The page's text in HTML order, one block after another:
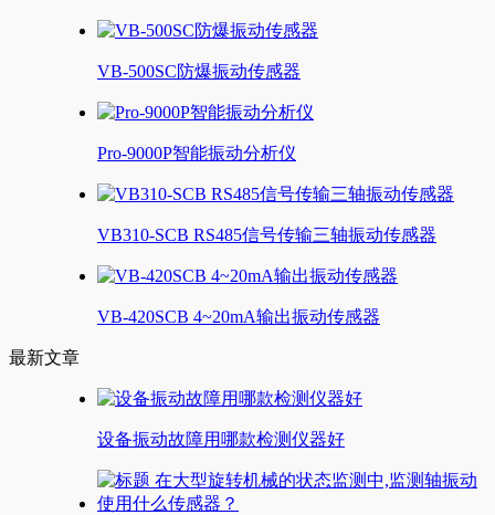
VB-500SC防爆振动传感器
Pro-9000P智能振动分析仪
VB310-SCB RS485信号传输三轴振动传感器
VB-420SCB 4~20mA输出振动传感器
最新文章
设备振动故障用哪款检测仪器好